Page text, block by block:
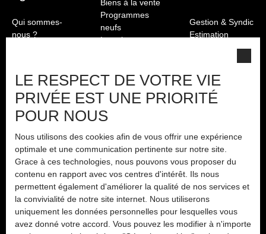
Qui sommes-
nous ?
Politique de
confidentialité
Plan du site
Biens à la vente
Programmes
neufs
Location
Briançon
Gestion & Syndic
Estimation
LE RESPECT DE VOTRE VIE
PRIVÉE EST UNE PRIORITÉ
POUR NOUS
Nous utilisons des cookies afin de vous offrir une expérience
optimale et une communication pertinente sur notre site.
Grace à ces technologies, nous pouvons vous proposer du
contenu en rapport avec vos centres d'intérêt. Ils nous
permettent également d'améliorer la qualité de nos services et
la convivialité de notre site internet. Nous utiliserons
uniquement les données personnelles pour lesquelles vous
avez donné votre accord. Vous pouvez les modifier à n'importe